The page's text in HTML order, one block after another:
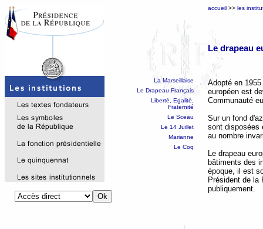
La Marseillaise
Le Drapeau Français
Liberté, Egalité,
Fraternité
Le Sceau
Le 14 Juillet
Marianne
Le Coq
accueil >> les
Le drapeau
Adopté en
européen est
Communauté
Sur un fond
sont disposées
au nombre
Le drapeau
bâtiments des
époque, il est
Président de la
publiquement.